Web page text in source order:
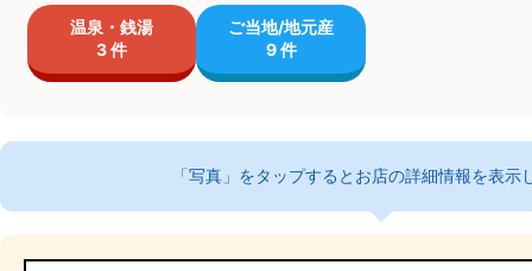
温泉・銭湯
3 件
ご当地/地元産
9 件
「写真」をタップするとお店の詳細情報を表示